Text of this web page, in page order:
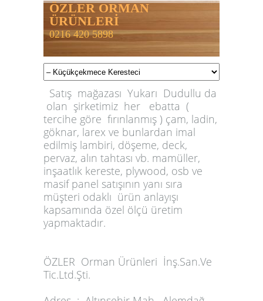
ÖZLER ORMAN
ÜRÜNLERİ
0216 420 5898
Satış mağazası Yukarı Dudullu da
olan şirketimiz her ebatta (
tercihe göre fırınlanmış ) çam, ladin,
göknar, larex ve bunlardan imal
edilmiş lambiri, döşeme, deck,
pervaz, alın tahtası vb. mamüller,
inşaatlık kereste, plywood, osb ve
masif panel satışının yanı sıra
müşteri odaklı ürün anlayışı
kapsamında özel ölçü üretim
yapmaktadır.
ÖZLER Orman Ürünleri İnş.San.Ve
Tic.Ltd.Şti.